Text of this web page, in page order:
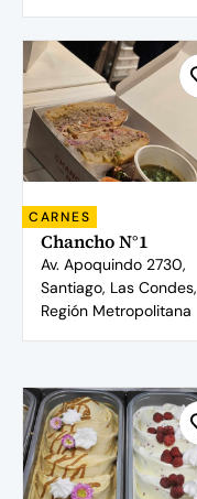
CARNES
Chancho N°1
Av. Apoquindo 2730,
Santiago, Las Condes,
Región Metropolitana